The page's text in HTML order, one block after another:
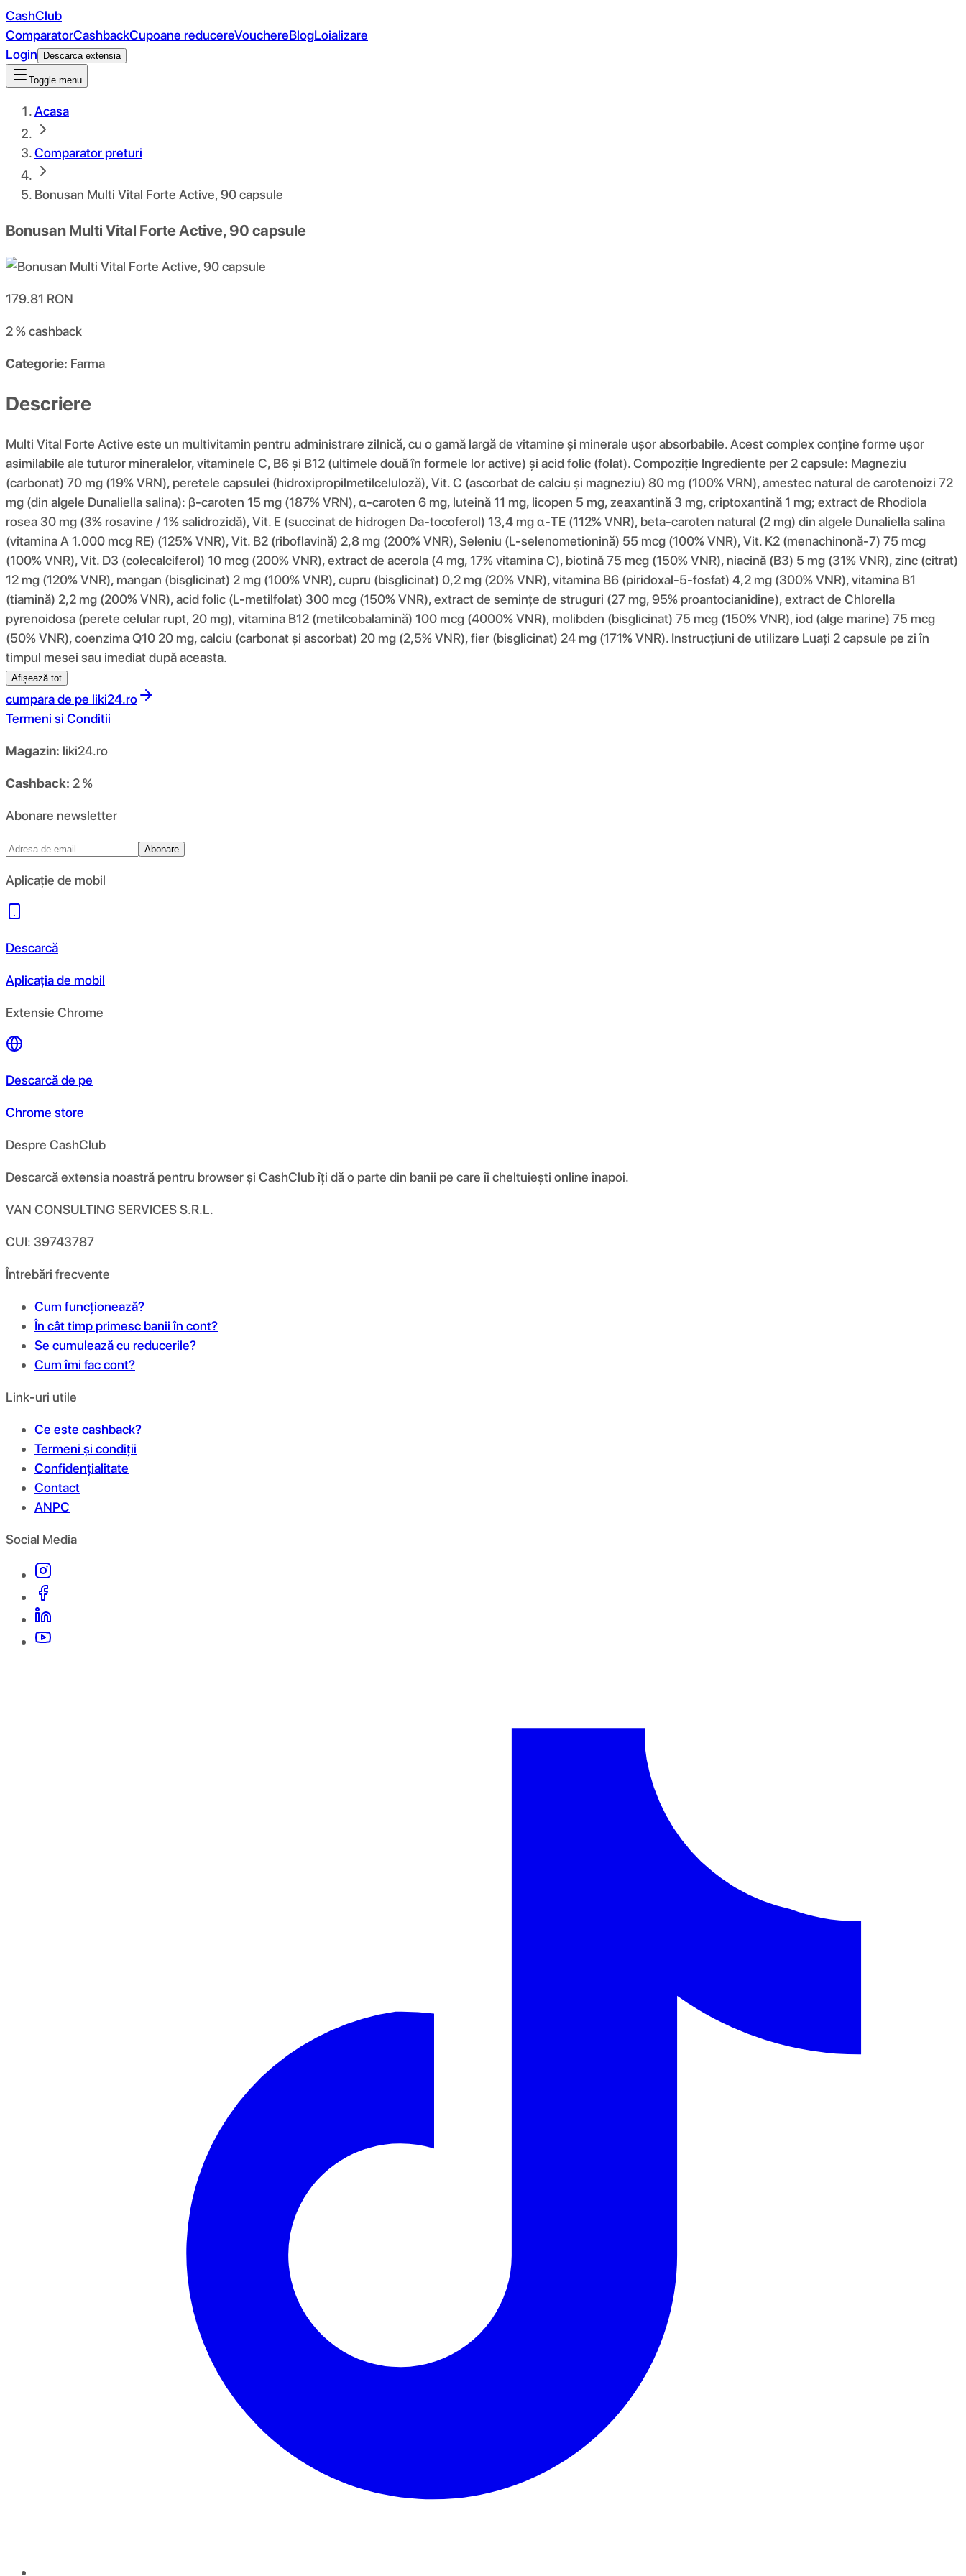
CashClub
ComparatorCashbackCupoane reducereVouchereBlogLoializare
Login
Descarca extensia
Toggle menu
Acasa
Comparator preturi
Bonusan Multi Vital Forte Active, 90 capsule
Bonusan Multi Vital Forte Active, 90 capsule
179.81 RON
2 %cashback
Categorie: Farma
Descriere
Multi Vital Forte Active este un multivitamin pentru administrare zilnică, cu o gamă largă de vitamine și minerale ușor absorbabile. Acest complex conține forme ușor
asimilabile ale tuturor mineralelor, vitaminele C, B6 și B12 (ultimele două în formele lor active) și acid folic (folat). Compoziţie Ingrediente per 2 capsule: Magneziu
(carbonat) 70 mg (19% VRN), peretele capsulei (hidroxipropilmetilceluloză), Vit. C (ascorbat de calciu și magneziu) 80 mg (100% VRN), amestec natural de carotenoizi 72
mg (din algele Dunaliella salina): β-caroten 15 mg (187% VRN), α-caroten 6 mg, luteină 11 mg, licopen 5 mg, zeaxantină 3 mg, criptoxantină 1 mg; extract de Rhodiola
rosea 30 mg (3% rosavine / 1% salidrozidă), Vit. E (succinat de hidrogen Da-tocoferol) 13,4 mg α-TE (112% VNR), beta-caroten natural (2 mg) din algele Dunaliella salina
(vitamina A 1.000 mcg RE) (125% VNR), Vit. B2 (riboflavină) 2,8 mg (200% VNR), Seleniu (L-selenometionină) 55 mcg (100% VNR), Vit. K2 (menachinonă-7) 75 mcg
(100% VNR), Vit. D3 (colecalciferol) 10 mcg (200% VNR), extract de acerola (4 mg, 17% vitamina C), biotină 75 mcg (150% VNR), niacină (B3) 5 mg (31% VNR), zinc (citrat)
12 mg (120% VNR), mangan (bisglicinat) 2 mg (100% VNR), cupru (bisglicinat) 0,2 mg (20% VNR), vitamina B6 (piridoxal-5-fosfat) 4,2 mg (300% VNR), vitamina B1
(tiamină) 2,2 mg (200% VNR), acid folic (L-metilfolat) 300 mcg (150% VNR), extract de semințe de struguri (27 mg, 95% proantocianidine), extract de Chlorella
pyrenoidosa (perete celular rupt, 20 mg), vitamina B12 (metilcobalamină) 100 mcg (4000% VNR), molibden (bisglicinat) 75 mcg (150% VNR), iod (alge marine) 75 mcg
(50% VNR), coenzima Q10 20 mg, calciu (carbonat și ascorbat) 20 mg (2,5% VNR), fier (bisglicinat) 24 mg (171% VNR). Instrucțiuni de utilizare Luați 2 capsule pe zi în
timpul mesei sau imediat după aceasta.
Afișează tot
cumpara de pe liki24.ro
Termeni si Conditii
Magazin: liki24.ro
Cashback: 2 %
Abonare newsletter
Abonare
Aplicație de mobil
Descarcă
Aplicația de mobil
Extensie Chrome
Descarcă de pe
Chrome store
Despre CashClub
Descarcă extensia noastră pentru browser și CashClub îți dă o parte din banii pe care îi cheltuiești online înapoi.
VAN CONSULTING SERVICES S.R.L.
CUI: 39743787
Întrebări frecvente
Cum funcționează?
În cât timp primesc banii în cont?
Se cumulează cu reducerile?
Cum îmi fac cont?
Link-uri utile
Ce este cashback?
Termeni și condiții
Confidențialitate
Contact
ANPC
Social Media